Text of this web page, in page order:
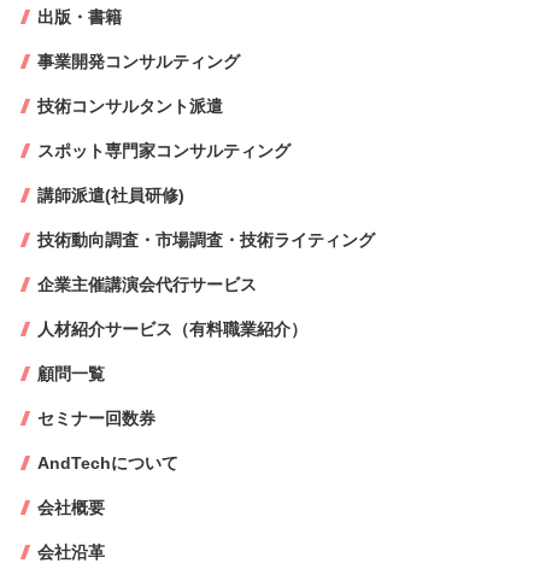
出版・書籍
事業開発コンサルティング
技術コンサルタント派遣
スポット専門家コンサルティング
講師派遣(社員研修)
技術動向調査・市場調査・技術ライティング
企業主催講演会代行サービス
人材紹介サービス（有料職業紹介）
顧問一覧
セミナー回数券
AndTechについて
会社概要
会社沿革